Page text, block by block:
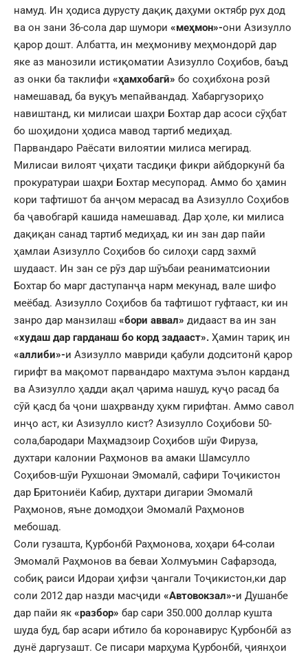
намуд. Ин ҳодиса дурусту дақиқ даҳуми октябр рух дод
ва он зани 36-сола дар шумори «меҳмон»-они Азизулло
қарор дошт. Албатта, ин меҳмониву меҳмондорӣ дар
яке аз манозили истиқоматии Азизулло Соҳибов, баъд
аз онки ба таклифи «ҳамхобагӣ» бо соҳибхона розӣ
намешавад, ба вуқуъ мепайвандад. Хабаргузориҳо
навиштанд, ки милисаи шаҳри Бохтар дар асоси сӯҳбат
бо шоҳидони ҳодиса мавод тартиб медиҳад.
Парвандаро Раёсати вилоятии милиса мегирад.
Милисаи вилоят ҷиҳати тасдиқи фикри айбдоркунӣ ба
прокуратураи шаҳри Бохтар месупорад. Аммо бо ҳамин
кори тафтишот ба анҷом мерасад ва Азизулло Соҳибов
ба ҷавобгарӣ кашида намешавад. Дар ҳоле, ки милиса
дақиқан санад тартиб медиҳад, ки ин зан дар пайи
ҳамлаи Азизулло Соҳибов бо силоҳи сард захмӣ
шудааст. Ин зан се рӯз дар шӯъбаи реаниматсионии
Бохтар бо марг даступанҷа нарм мекунад, вале шифо
меёбад. Азизулло Соҳибов ба тафтишот гуфтааст, ки ин
занро дар манзилаш «бори аввал» дидааст ва ин зан
«худаш дар гарданаш бо корд задааст». Ҳамин тариқ ин
«аллиби»-и Азизулло мавриди қабули додситонӣ қарор
гирифт ва мақомот парвандаро махтума эълон карданд
ва Азизулло ҳадди ақал ҷарима нашуд, куҷо расад ба
сӯй қасд ба ҷони шаҳрванду ҳукм гирифтан. Аммо савол
инҷо аст, ки Азизулло кист? Азизулло Соҳибови 50-
сола,бародари Маҳмадзоир Соҳибов шӯи Фируза,
духтари калонии Раҳмонов ва амаки Шамсулло
Соҳибов-шӯи Рухшонаи Эмомалӣ, сафири Тоҷикистон
дар Бритониёи Кабир, духтари дигарии Эмомалӣ
Раҳмонов, яъне домодҳои Эмомалӣ Раҳмонов
мебошад.
Соли гузашта, Қурбонбӣ Раҳмонова, хоҳари 64-солаи
Эмомалӣ Раҳмонов ва беваи Холмуъмин Сафарзода,
собиқ раиси Идораи ҳифзи ҷангали Тоҷикистон,ки дар
соли 2012 дар назди масҷиди «Автовокзал»-и Душанбе
дар пайи як «разбор» бар сари 350.000 доллар кушта
шуда буд, бар асари ибтило ба коронавирус Қурбонбӣ аз
дунё даргузашт. Се писари марҳума Қурбонбӣ, ҷиянҳои